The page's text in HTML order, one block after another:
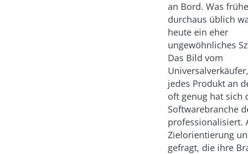
an Bord. Was
durchaus üblich
heute ein eher
ungewöhnliches
Das Bild vom
jedes Produkt an
oft genug hat sich
Softwarebranche
professionalisiert.
Zielorientierung
gefragt, die ihre